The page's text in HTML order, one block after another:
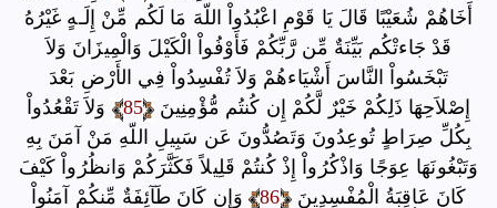
أَخَاهُمْ شُعَيْبًا قَالَ يَا قَوْمِ اعْبُدُواْ اللّهَ مَا لَكُم مِّنْ إِلَـهٍ غَيْرُهُ
قَدْ جَاءتْكُم بَيِّنَةٌ مِّن رَّبِّكُمْ فَأَوْفُواْ الْكَيْلَ وَالْمِيزَانَ وَلاَ
تَبْخَسُواْ النَّاسَ أَشْيَاءهُمْ وَلاَ تُفْسِدُواْ فِي الأَرْضِ بَعْدَ
إِصْلاَحِهَا ذَلِكُمْ خَيْرٌ لَّكُمْ إِن كُنتُم مُّؤْمِنِينَ 85
وَلاَ تَقْعُدُواْ
بِكُلِّ صِرَاطٍ تُوعِدُونَ وَتَصُدُّونَ عَن سَبِيلِ اللّهِ مَنْ آمَنَ بِهِ
وَتَبْغُونَهَا عِوَجًا وَاذْكُرُواْ إِذْ كُنتُمْ قَلِيلاً فَكَثَّرَكُمْ وَانظُرُواْ كَيْفَ
كَانَ عَاقِبَةُ الْمُفْسِدِينَ 86 وَإِن كَانَ طَآئِفَةٌ مِّنكُمْ آمَنُواْ